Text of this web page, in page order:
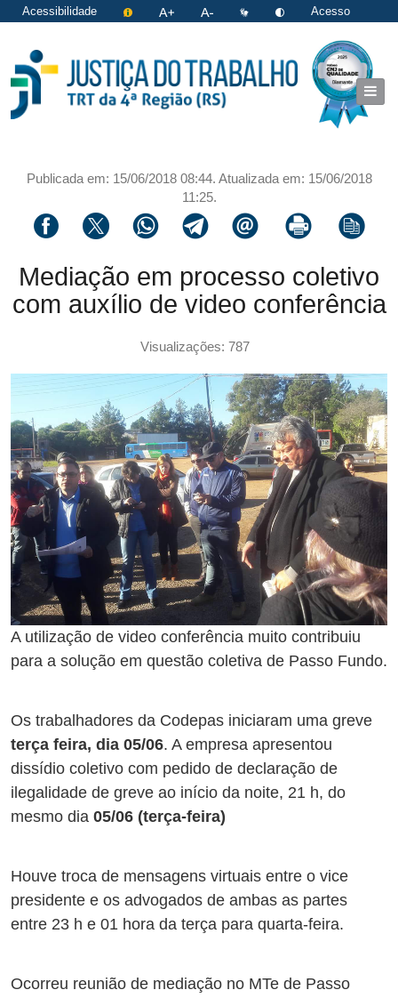
Acessibilidade
Acesso
Publicada em: 15/06/2018 08:44. Atualizada em: 15/06/2018
11:25.
Compartilhar via facebook
Compartilhar via twitter
Compartilhar via whatsapp
Compartilhar via telegram
Compartilhar via email
Imprimir a página
Copiar
Mediação em processo coletivo
com auxílio de video conferência
Visualizações: 787
A utilização de video conferência muito contribuiu
para a solução em questão coletiva de Passo Fundo.
Os trabalhadores da Codepas iniciaram uma greve
terça feira, dia 05/06. A empresa apresentou
dissídio coletivo com pedido de declaração de
ilegalidade de greve ao início da noite, 21 h, do
mesmo dia 05/06 (terça-feira)
Houve troca de mensagens virtuais entre o vice
presidente e os advogados de ambas as partes
entre 23 h e 01 hora da terça para quarta-feira.
Ocorreu reunião de mediação no MTe de Passo